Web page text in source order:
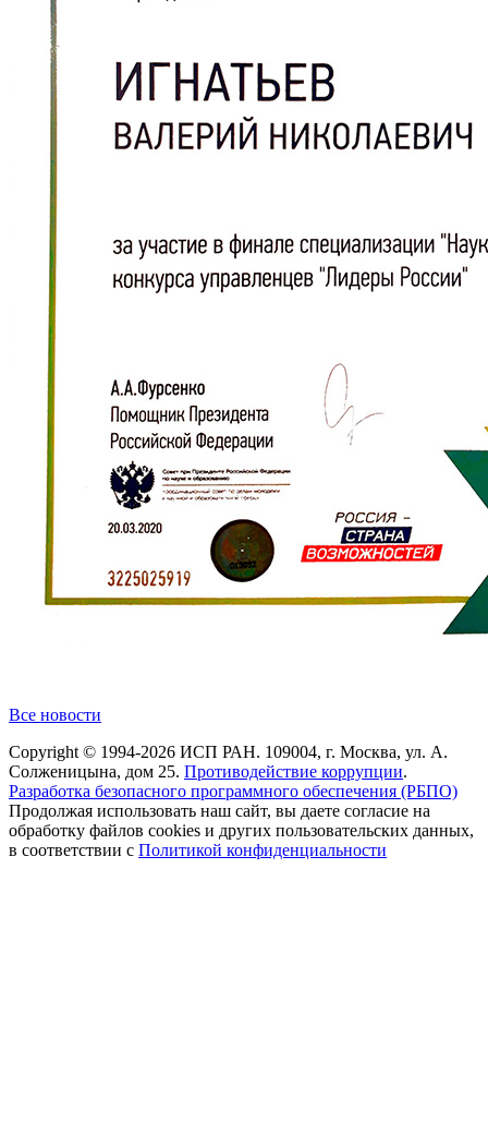
Все новости
Copyright © 1994-2026 ИСП РАН. 109004, г. Москва, ул. А.
Солженицына, дом 25. Противодействие коррупции.
Разработка безопасного программного обеспечения (РБПО)
Продолжая использовать наш сайт, вы даете согласие на
обработку файлов cookies и других пользовательских данных,
в соответствии с Политикой конфиденциальности